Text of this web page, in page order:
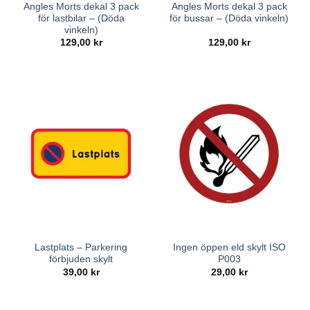
Angles Morts dekal 3 pack
för lastbilar – (Döda
vinkeln)
129,00 kr
Angles Morts dekal 3 pack
för bussar – (Döda vinkeln)
129,00 kr
Lastplats – Parkering
förbjuden skylt
39,00 kr
Ingen öppen eld skylt ISO
P003
29,00 kr